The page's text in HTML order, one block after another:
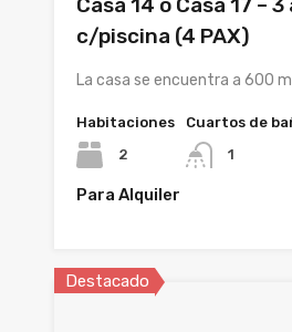
c/piscina (4 PAX)
La casa se encuentra a 600
Habitaciones
2
Cuartos de
1
Para Alquiler
Destacado